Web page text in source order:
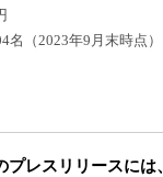
（2023年9月末時点）
プレスリリースには、